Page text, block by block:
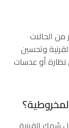
من الحالات
وتحسين
أو عدسات